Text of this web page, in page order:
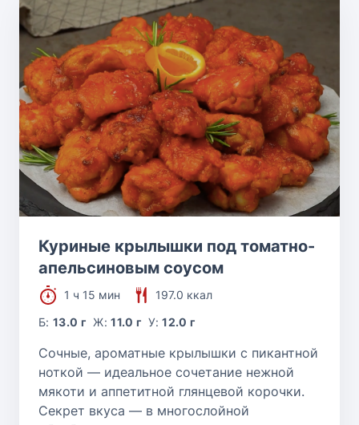
Куриные крылышки под томатно-
апельсиновым соусом
1 ч 15 мин
197.0 ккал
Б:13.0 г Ж:11.0 г У:12.0 г
Сочные, ароматные крылышки с пикантной
ноткой — идеальное сочетание нежной
мякоти и аппетитной глянцевой корочки.
Секрет вкуса — в многослойной